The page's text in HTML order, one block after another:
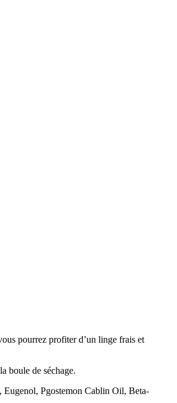
pourrez profiter d’un linge frais et
boule de séchage.
Pgostemon Cablin Oil, Beta-